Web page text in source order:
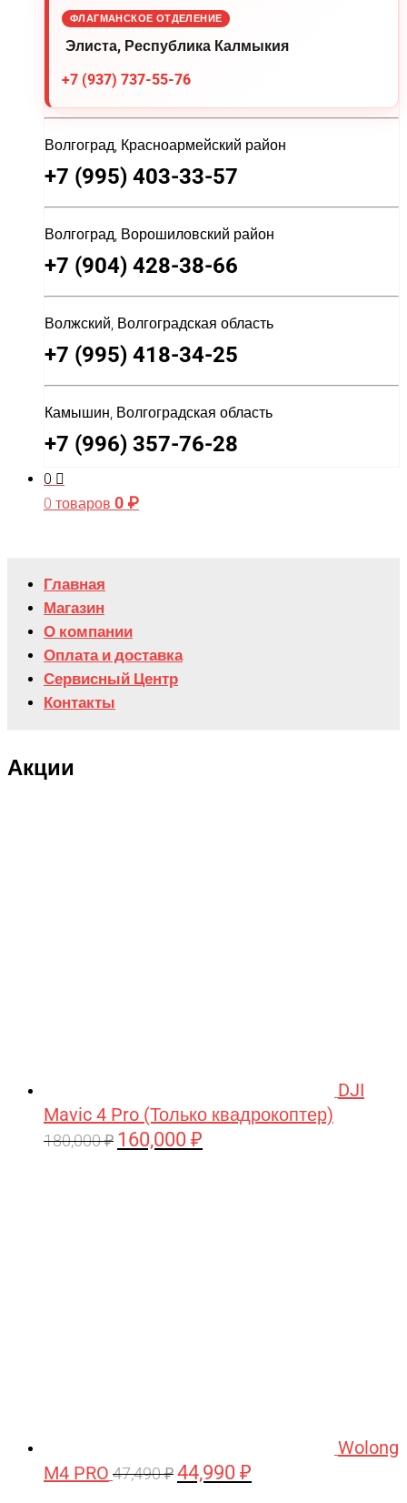
ФЛАГМАНСКОЕ ОТДЕЛЕНИЕ
Элиста, Республика Калмыкия
+7 (937) 737-55-76
Волгоград, Красноармейский район
+7 (995) 403-33-57
Волгоград, Ворошиловский район
+7 (904) 428-38-66
Волжский, Волгоградская область
+7 (995) 418-34-25
Камышин, Волгоградская область
+7 (996) 357-76-28
0
0 товаров 0 ₽
Главная
Магазин
О компании
Оплата и доставка
Сервисный Центр
Контакты
Акции
DJI
Mavic 4 Pro (Только квадрокоптер)
180,000₽ Первоначальная
160,000 ₽
Wolong
M4 PRO 47,490₽ Первоначальная
44,990 ₽